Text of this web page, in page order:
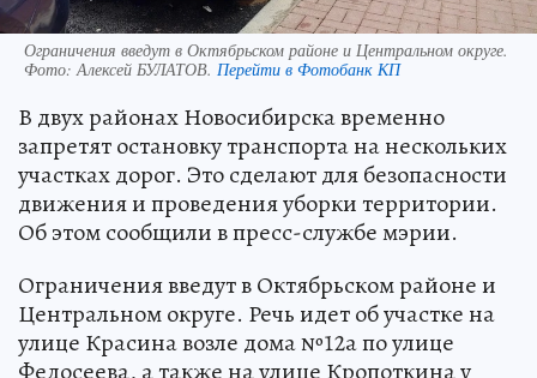
Ограничения введут в Октябрьском районе и Центральном округе.
Фото: Алексей БУЛАТОВ. Перейти в Фотобанк КП
В двух районах Новосибирска временно
запретят остановку транспорта на нескольких
участках дорог. Это сделают для безопасности
движения и проведения уборки территории.
Об этом сообщили в пресс-службе мэрии.
Ограничения введут в Октябрьском районе и
Центральном округе. Речь идет об участке на
улице Красина возле дома №12а по улице
Федосеева, а также на улице Кропоткина у